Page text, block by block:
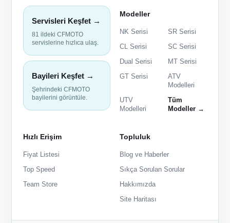
Servisleri Keşfet →
81 ildeki CFMOTO
servislerine hızlıca ulaş.
Bayileri Keşfet →
Şehrindeki CFMOTO
bayilerini görüntüle.
Modeller
NK Serisi
SR Serisi
CL Serisi
SC Serisi
Dual Serisi
MT Serisi
GT Serisi
ATV
Modelleri
UTV
Modelleri
Tüm
Modeller →
Hızlı Erişim
Fiyat Listesi
Top Speed
Team Store
Topluluk
Blog ve Haberler
Sıkça Sorulan Sorular
Hakkımızda
Site Haritası